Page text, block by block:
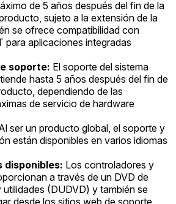
de 5 años después del fin de la
sujeto a la extensión de la
se ofrece compatibilidad con
para aplicaciones integradas
soporte: El soporte del sistema
hasta 5 años después del fin de
dependiendo de las
de servicio de hardware
ser un producto global, el soporte y
están disponibles en varios idiomas
disponibles: Los controladores y
a través de un DVD de
(DUDVD) y también se
desde los sitios web de soporte